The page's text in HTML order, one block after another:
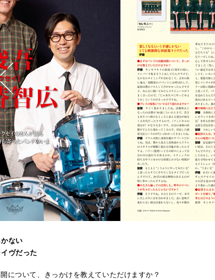
ない
ヴだった
について、きっかけを教えていただけますか？